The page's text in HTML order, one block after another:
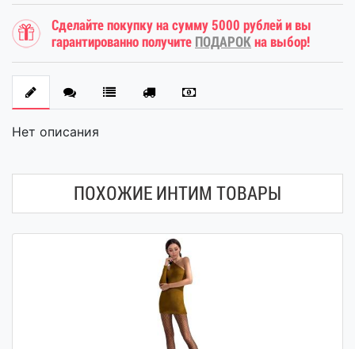
Сделайте покупку на сумму 5000 рублей и вы
гарантированно получите ПОДАРОК на выбор!
Нет описания
ПОХОЖИЕ ИНТИМ ТОВАРЫ